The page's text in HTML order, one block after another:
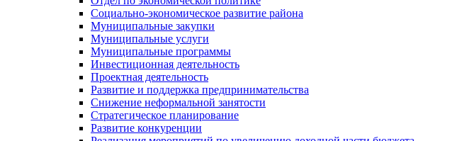
Социально-экономическое развитие района
Муниципальные закупки
Муниципальные услуги
Муниципальные программы
Инвестиционная деятельность
Проектная деятельность
Развитие и поддержка предпринимательства
Снижение неформальной занятости
Стратегическое планирование
Развитие конкуренции